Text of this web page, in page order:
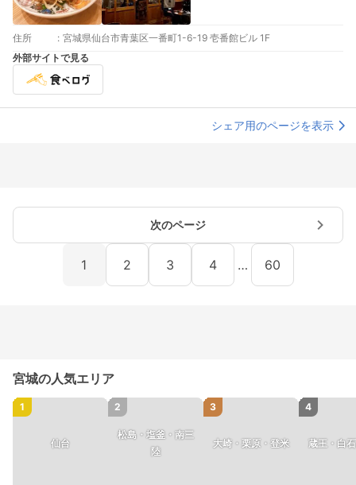
住所 : 宮城県仙台市青葉区一番町1-6-19 壱番館ビル 1F
外部サイトで見る
シェア用のページを表示
次のページ
1 2 3 4 … 60
宮城の人気エリア
1
仙台
2
松島・塩釜・南三
陸
3
大崎・栗原・登米
4
蔵王・白